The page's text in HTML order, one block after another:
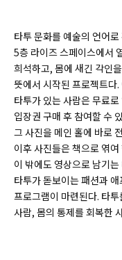
타투 문화를 예술의 언어
5층 라이즈 스페이스에서
희석하고, 몸에 새긴 각인
뜻에서 시작된 프로젝트다.
타투가 있는 사람은 무료
입장권 구매 후 참여할 수
그 사진을 메인 홀에 바로
이후 사진들은 책으로 엮
이 밖에도 영상으로 남기
타투가 돋보이는 패션과
프로그램이 마련된다. 타
사람, 몸의 통제를 회복한